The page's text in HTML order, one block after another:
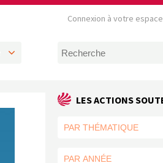
Connexion à votre
LES ACTIONS